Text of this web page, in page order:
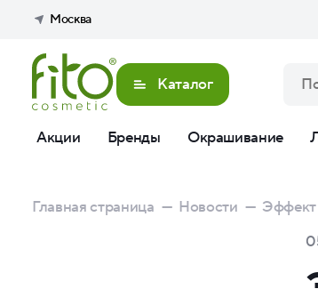
Москва
Каталог
Акции Бренды Окрашивание
Главная страница — Новости — Эффект